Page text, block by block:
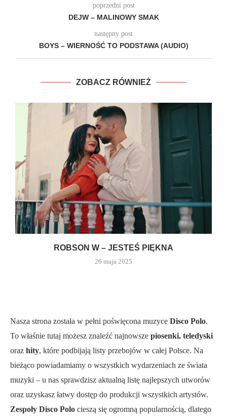
poprzedni post
DEJW – MALINOWY SMAK
następny post
BOYS – WIERNOŚĆ TO PODSTAWA (AUDIO)
ZOBACZ RÓWNIEŻ
ROBSON W – JESTEŚ PIĘKNA
26 maja 2025
Nasza strona została w pełni poświęcona muzyce Disco Polo.
To właśnie tutaj możesz znaleźć najnowsze piosenki, teledyski
oraz hity, które podbijają listy przebojów w całej Polsce. Na
bieżąco powiadamiamy o wszystkich wydarzeniach ze świata
muzyki – u nas sprawdzisz aktualną listę najlepszych utworów
oraz uzyskasz łatwy dostęp do produkcji wszystkich artystów.
Zespoły Disco Polo cieszą się ogromną popularnością, dlatego